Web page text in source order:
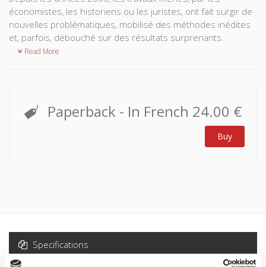
économistes, les historiens ou les juristes, ont fait surgir de
nouvelles problématiques, mobilisé des méthodes inédites
et, parfois, débouché sur des résultats surprenants.
Read More
Paperback - In French 24.00 €
Buy
Specifications